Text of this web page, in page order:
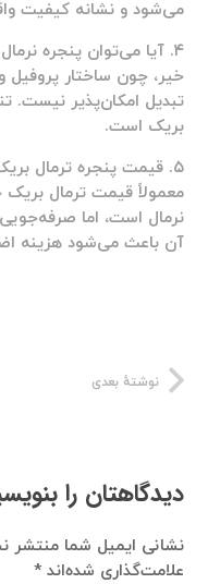
می‌شود و نشانه کیفیت
۴. آیا می‌توان پنجره نرمال را به ترمال بریک تبدیل کرد؟
خیر، چون ساختار
تبدیل امکان‌پذیر نیست.
بریک است.
۵. قیمت پنجره ترمال بریک در مقایسه با نرمال چقدر بالاتر است؟
نرمال است، اما
آن باعث می‌شود هزینه
نوشتهٔ بعدی
دیدگاهتان را
نشانی ایمیل شما منتشر
علامت‌گذاری شده‌اند*